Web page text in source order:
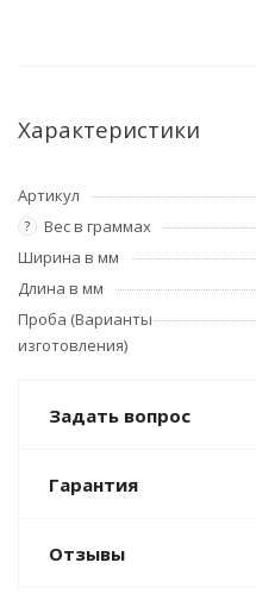
Характеристики
Артикул
? Вес в граммах
Ширина в мм
Длина в мм
Проба (Варианты
изготовления)
Задать вопрос
Гарантия
Отзывы